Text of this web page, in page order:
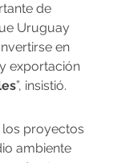
de
Uruguay
en
exportación
”, insistió.
los proyectos
ambiente